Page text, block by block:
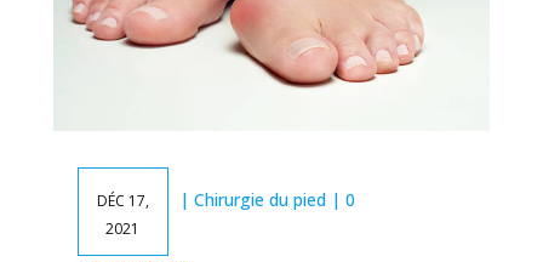
DÉC 17,
2021
| Chirurgie du pied| 0